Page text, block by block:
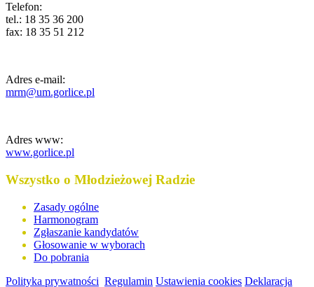
Telefon:
tel.: 18 35 36 200
fax: 18 35 51 212
Adres e-mail:
mrm@um.gorlice.pl
Adres www:
www.gorlice.pl
Wszystko o Młodzieżowej Radzie
Zasady ogólne
Harmonogram
Zgłaszanie kandydatów
Głosowanie w wyborach
Do pobrania
Polityka prywatności Regulamin Ustawienia cookies Deklaracja